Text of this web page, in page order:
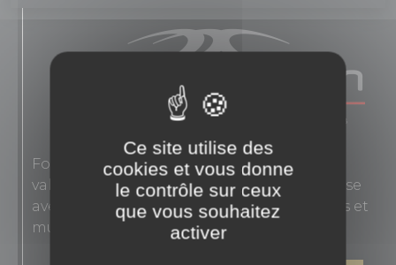
Fondée en 1863, Novoceram interprète les
valeurs authentiques de l'élégance française
avec des carreaux en grès cérame pour sols et
murs.
Ce site utilise des
cookies et vous donne
le contrôle sur ceux
que vous souhaitez
activer